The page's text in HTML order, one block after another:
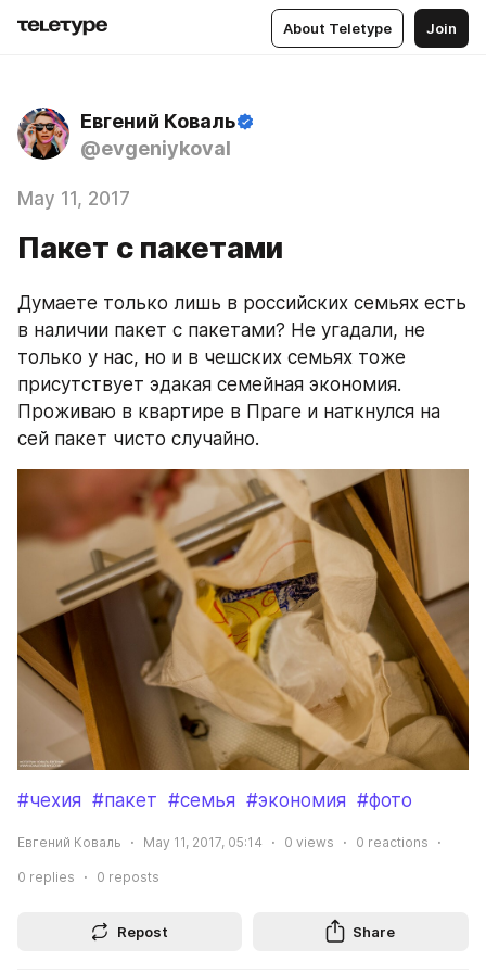
About Teletype Join
Евгений Коваль
@evgeniykoval
May 11, 2017
Пакет с пакетами
Думаете только лишь в российских семьях есть
в наличии пакет с пакетами? Не угадали, не
только у нас, но и в чешских семьях тоже
присутствует эдакая семейная экономия.
Проживаю в квартире в Праге и наткнулся на
сей пакет чисто случайно.
#чехия #пакет #семья #экономия #фото
Евгений Коваль May 11, 2017, 05:14 0 views 0 reactions
0 replies 0 reposts
Repost Share